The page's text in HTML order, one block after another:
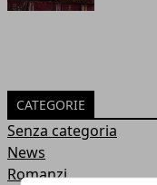
CATEGORIE
Senza categoria
News
Romanzi